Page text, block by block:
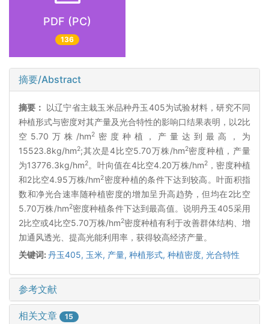
PDF (PC)
136
摘要/Abstract
摘要： 以辽宁省主栽玉米品种丹玉405为试验材料，研究不同
种植形式与密度对其产量及光合特性的影响口结果表明，以2比
空5.70万株/hm2密度种植，产量达到最高，为
15523.8kg/hm2;其次是4比空5.70万株/hm2密度种植，产量
为13776.3kg/hm2。叶向值在4比空4.20万株/hm2，密度种植
和2比空4.95万株/hm2密度种植的条件下达到较高。叶面积指
数和净光合速率随种植密度的增加呈升高趋势，但均在2比空
5.70万株/hm2密度种植条件下达到最高值。说明丹玉405采用
2比空或4比空5.70万株/hm2密度种植有利于改善群体结构、增
加通风透光、提高光能利用率，获得较高经济产量。
关键词:丹玉405, 玉米, 产量, 种植形式, 种植密度, 光合特性
参考文献
相关文章 15